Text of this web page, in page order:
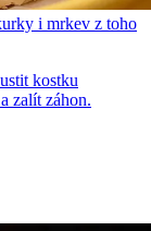
i mrkev z toho
kostku
zalít záhon.